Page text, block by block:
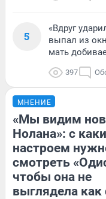
5
«Вдруг
выпал из
мать
397
МНЕНИЕ
«Мы видим
Нолана»: с
настроем
смотреть
чтобы она не
выглядела как